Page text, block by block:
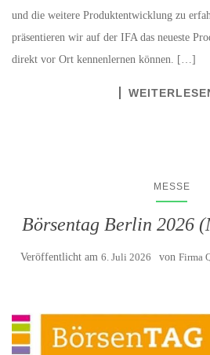
und die weitere Produktentwicklung zu
präsentieren wir auf der IFA das neueste
direkt vor Ort kennenlernen können. […]
MESSE
Börsentag Berlin 2026
Veröffentlicht am 6. Juli 2026 von Firma